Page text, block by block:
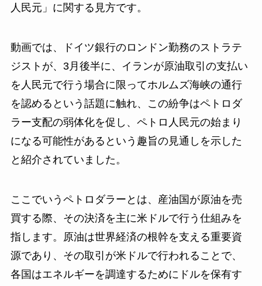
人民元」に関する見方です。
動画では、ドイツ銀行のロンドン勤務のストラテ
ジストが、3月後半に、イランが原油取引の支払い
を人民元で行う場合に限ってホルムズ海峡の通行
を認めるという話題に触れ、この紛争はペトロダ
ラー支配の弱体化を促し、ペトロ人民元の始まり
になる可能性があるという趣旨の見通しを示した
と紹介されていました。
ここでいうペトロダラーとは、産油国が原油を売
買する際、その決済を主に米ドルで行う仕組みを
指します。原油は世界経済の根幹を支える重要資
源であり、その取引が米ドルで行われることで、
各国はエネルギーを調達するためにドルを保有す